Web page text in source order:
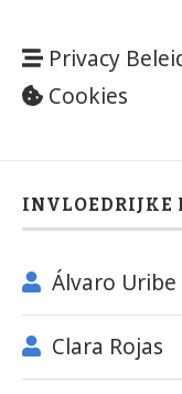
Privacy
Cookies
INVLOEDRIJKE
Álvaro Uribe
Clara Rojas